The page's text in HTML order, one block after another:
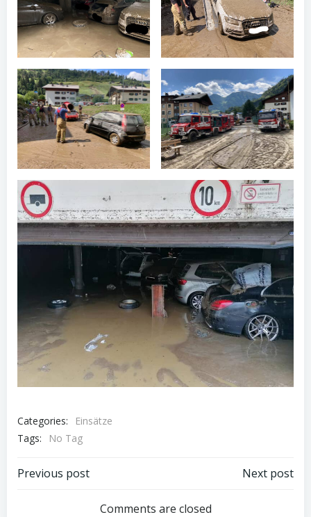
Categories:
Einsätze
Tags:
No Tag
Post
Previous post Next post
Comments are closed